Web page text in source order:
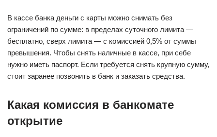
В кассе банка деньги с карты можно снимать без
ограничений по сумме: в пределах суточного лимита —
бесплатно, сверх лимита — с комиссией 0,5% от суммы
превышения. Чтобы снять наличные в кассе, при себе
нужно иметь паспорт. Если требуется снять крупную сумму,
стоит заранее позвонить в банк и заказать средства.
Какая комиссия в банкомате
открытие